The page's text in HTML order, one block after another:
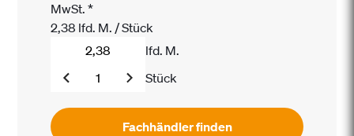
MwSt. *
2,38 lfd. M. /Stück
lfd. M.
Stück
Fachhändler finden